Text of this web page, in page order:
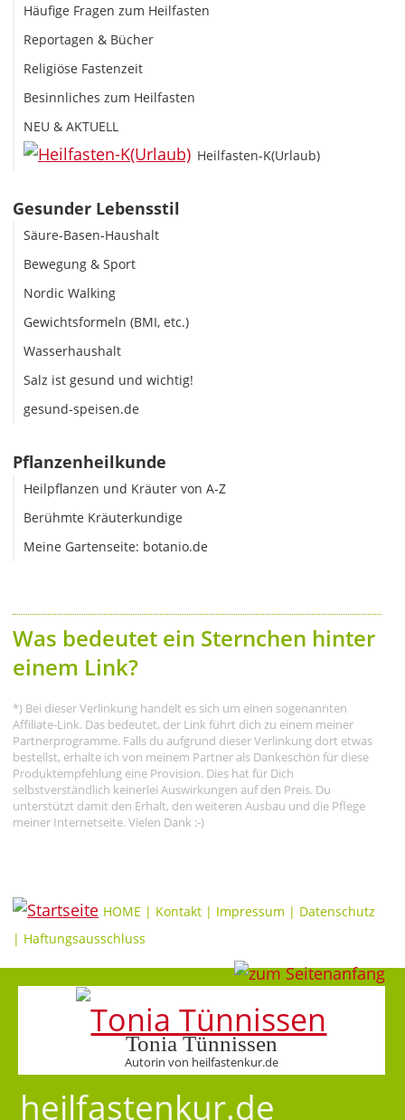
Häufige Fragen zum Heilfasten
Reportagen & Bücher
Religiöse Fastenzeit
Besinnliches zum Heilfasten
NEU & AKTUELL
Heilfasten-K(Urlaub)
Gesunder Lebensstil
Säure-Basen-Haushalt
Bewegung & Sport
Nordic Walking
Gewichtsformeln (BMI, etc.)
Wasserhaushalt
Salz ist gesund und wichtig!
gesund-speisen.de
Pflanzenheilkunde
Heilpflanzen und Kräuter von A-Z
Berühmte Kräuterkundige
Meine Gartenseite: botanio.de
Was bedeutet ein Sternchen hinter
einem Link?
*) Bei dieser Verlinkung handelt es sich um einen sogenannten
Affiliate-Link. Das bedeutet, der Link führt dich zu einem meiner
Partnerprogramme. Falls du aufgrund dieser Verlinkung dort etwas
bestellst, erhalte ich von meinem Partner als Dankeschön für diese
Produktempfehlung eine Provision. Dies hat für Dich
selbstverständlich keinerlei Auswirkungen auf den Preis. Du
unterstützt damit den Erhalt, den weiteren Ausbau und die Pflege
meiner Internetseite. Vielen Dank :-)
HOME | Kontakt | Impressum | Datenschutz
| Haftungsausschluss
Tonia Tünnissen
Autorin von heilfastenkur.de
heilfastenkur.de